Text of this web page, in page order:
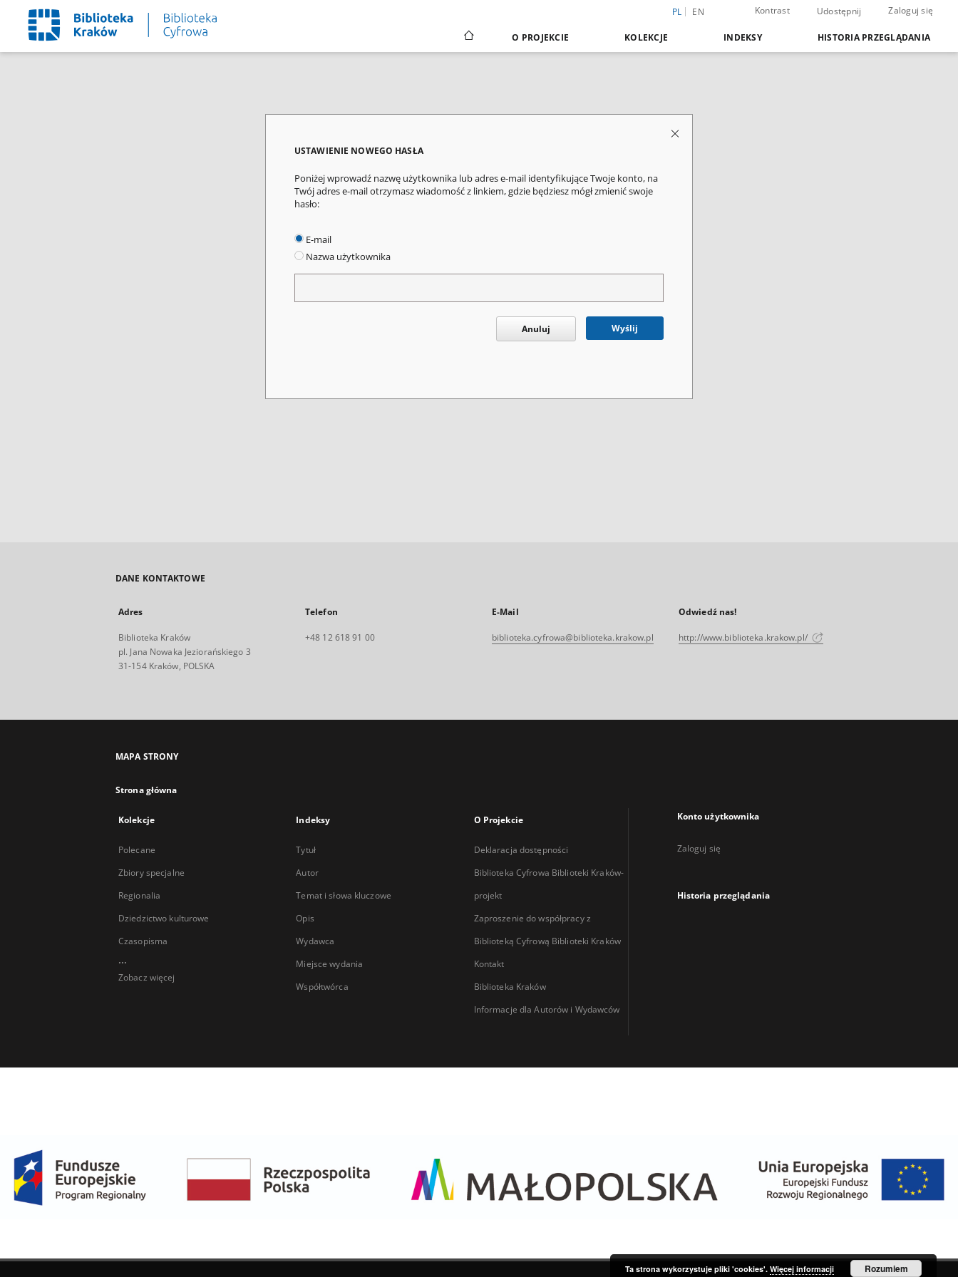
PL EN Kontrast Udostępnij Zaloguj się
O PROJEKCIE KOLEKCJE INDEKSY HISTORIA PRZEGLĄDANIA
USTAWIENIE NOWEGO HASŁA
Poniżej wprowadź nazwę użytkownika lub adres e-mail identyfikujące Twoje konto, na
Twój adres e-mail otrzymasz wiadomość z linkiem, gdzie będziesz mógł zmienić swoje
hasło:
E-mail
Nazwa użytkownika
Anuluj Wyślij
DANE KONTAKTOWE
Adres
Biblioteka Kraków
pl. Jana Nowaka Jeziorańskiego 3
31-154 Kraków, POLSKA
Telefon
+48 12 618 91 00
E-Mail
biblioteka.cyfrowa@biblioteka.krakow.pl
Odwiedź nas!
http://www.biblioteka.krakow.pl/
MAPA STRONY
Strona główna
Kolekcje
Polecane
Zbiory specjalne
Regionalia
Dziedzictwo kulturowe
Czasopisma
...
Zobacz więcej
Indeksy
Tytuł
Autor
Temat i słowa kluczowe
Opis
Wydawca
Miejsce wydania
Współtwórca
O Projekcie
Deklaracja dostępności
Biblioteka Cyfrowa Biblioteki Kraków-
projekt
Zaproszenie do współpracy z
Biblioteką Cyfrową Biblioteki Kraków
Kontakt
Biblioteka Kraków
Informacje dla Autorów i Wydawców
Konto użytkownika
Zaloguj się
Historia przeglądania
Ta strona wykorzystuje pliki 'cookies'. Więcej informacji Rozumiem